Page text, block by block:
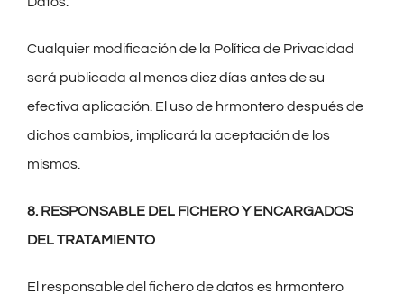
Cualquier modificación de la Política de Privacidad
será publicada al menos diez días antes de su
efectiva aplicación. El uso de hrmontero después de
dichos cambios, implicará la aceptación de los
mismos.
8. RESPONSABLE DEL FICHERO Y ENCARGADOS
DEL TRATAMIENTO
El responsable del fichero de datos es hrmontero